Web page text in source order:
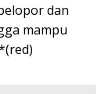
dan
mampu